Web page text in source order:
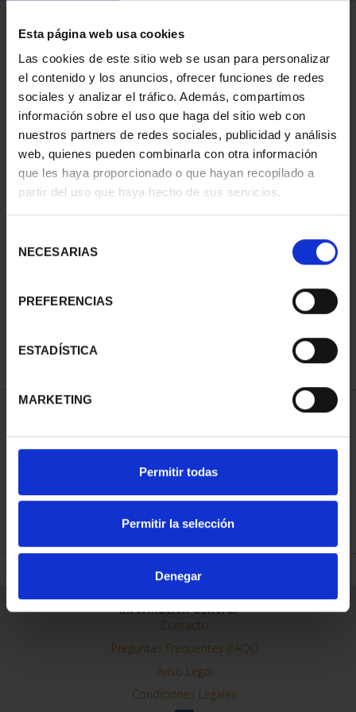
Esta página web usa cookies
Las cookies de este sitio web se usan para personalizar
el contenido y los anuncios, ofrecer funciones de redes
sociales y analizar el tráfico. Además, compartimos
información sobre el uso que haga del sitio web con
nuestros partners de redes sociales, publicidad y análisis
web, quienes pueden combinarla con otra información
que les haya proporcionado o que hayan recopilado a
partir del uso que haya hecho de sus servicios.
NECESARIAS
PREFERENCIAS
ESTADÍSTICA
MARKETING
Permitir todas
Permitir la selección
Denegar
1 Productos encontrados
GOYA (2021)
Información General
Contacto
Preguntas Frequentes (FAQs)
Aviso Legal
Condiciones Legales